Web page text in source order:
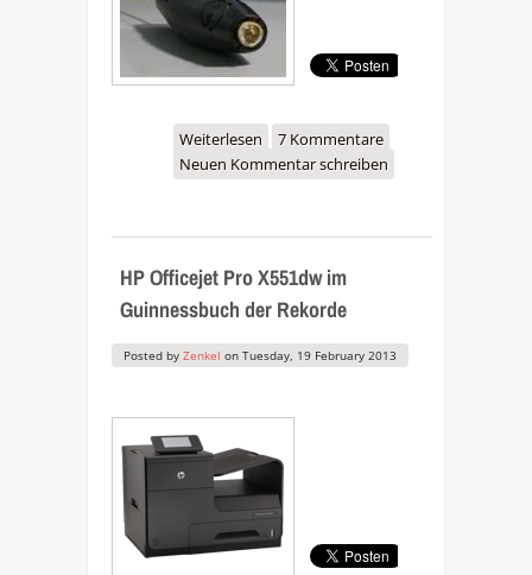
Weiterlesenüber 3Doodler – ein 3D-
Stift für Künstler
7 Kommentare
Neuen Kommentar schreiben
HP Officejet Pro X551dw im
Guinnessbuch der Rekorde
Posted by Zenkel on Tuesday, 19 February 2013